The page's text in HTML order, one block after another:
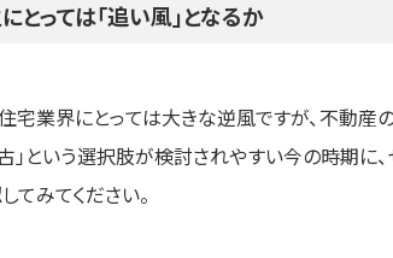
とっては「追い風」となるか
住宅業界にとっては大きな逆風ですが、不動
古」という選択肢が検討されやすい今の時期
みてください。